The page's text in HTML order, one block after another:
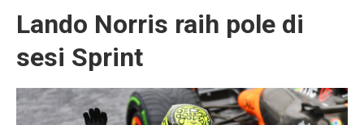
Lando Norris raih pole di
sesi Sprint